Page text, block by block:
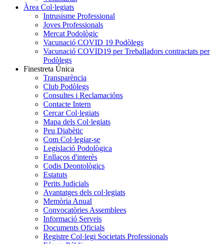
Àrea Col·legiats
Intrusisme Professional
Joves Professionals
Mercat Podològic
Vacunació COVID 19 Podòlegs
Vacunació COVID19 per Treballadors contractats per
Podòlegs
Finestreta Única
Transparència
Club Podòlegs
Consultes i Reclamacións
Contacte Intern
Cercar Col·legiats
Mapa dels Col·legiats
Peu Diabètic
Com Col·legiar-se
Legislació Podològica
Enllaços d'interès
Codis Deontològics
Estatuts
Perits Judicials
Avantatges dels col·legiats
Memòria Anual
Convocatòries Assemblees
Informació Serveis
Documents Oficials
Registre Col·legi Societats Professionals